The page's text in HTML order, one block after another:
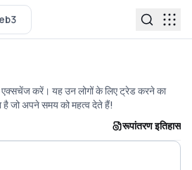
करें। यह उन लोगों के लिए ट्रेड करने का
जो अपने समय को महत्व देते हैं!
रूपांतरण इतिहास